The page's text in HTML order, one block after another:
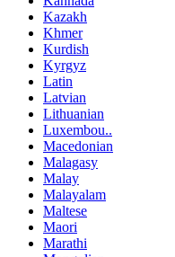
Kazakh
Khmer
Kurdish
Kyrgyz
Latin
Latvian
Lithuanian
Luxembou..
Macedonian
Malagasy
Malay
Malayalam
Maltese
Maori
Marathi